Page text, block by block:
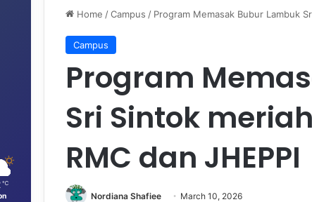
Home /Campus / Program Memasak Bubur Lambuk
Campus
Program
Sri Sintok
RMC dan JHEPPI
Nordiana Shafiee March 10, 2026
℃